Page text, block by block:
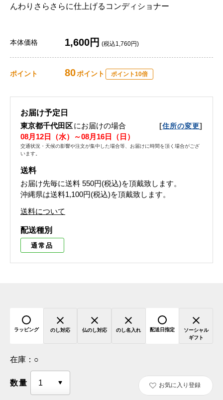
んわりさらさらに仕上げるコンディショナー
本体価格 1,600円 (税込1,760円)
ポイント 80ポイント ポイント10倍
お届け予定日
東京都千代田区にお届けの場合 [住所の変更]
08月12日（水）～08月16日（日）
交通状況・天候の影響や注文が集中した場合等、お届けに時間を頂く場合がござ
います。
送料
お届け先毎に送料 550円(税込)を頂戴致します。
沖縄県は送料1,100円(税込)を頂戴致します。
送料について
配送種別
通常品
ラッピング のし対応 仏のし対応 のし名入れ 配送日指定
ソーシャル
ギフト
在庫： ○
数量 お気に入り登録